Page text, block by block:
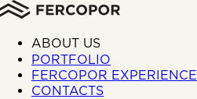
ABOUT US
PORTFOLIO
FERCOPOR EXPERIENCE
CONTACTS